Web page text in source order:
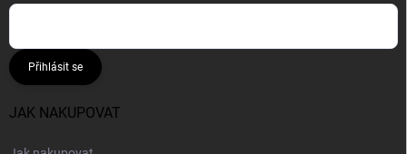
Přihlásit se
JAK NAKUPOVAT